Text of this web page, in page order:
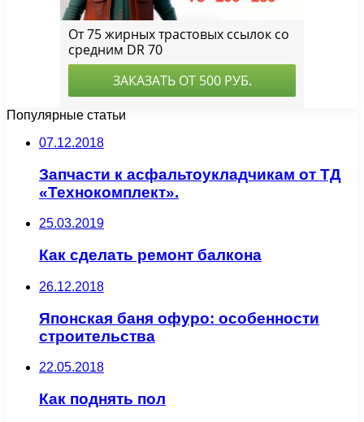
Популярные статьи
07.12.2018
Запчасти к асфальтоукладчикам от ТД
«Технокомплект».
25.03.2019
Как сделать ремонт балкона
26.12.2018
Японская баня офуро: особенности
строительства
22.05.2018
Как поднять пол